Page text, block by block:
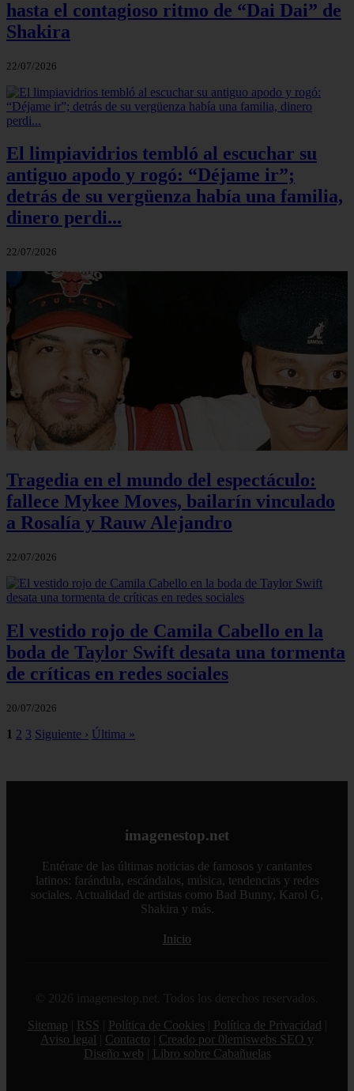
hasta el contagioso ritmo de “Dai Dai” de
Shakira
22/07/2026
El limpiavidrios tembló al escuchar su
antiguo apodo y rogó: “Déjame ir”;
detrás de su vergüenza había una familia,
dinero perdi...
22/07/2026
Tragedia en el mundo del espectáculo:
fallece Mykee Moves, bailarín vinculado
a Rosalía y Rauw Alejandro
22/07/2026
El vestido rojo de Camila Cabello en la
boda de Taylor Swift desata una tormenta
de críticas en redes sociales
20/07/2026
1 2 3 Siguiente › Última »
imagenestop.net
Entérate de las últimas noticias de famosos y cantantes
latinos: farándula, escándalos, música, tendencias y redes
sociales. Actualidad de artistas como Bad Bunny, Karol G,
Shakira y más.
Inicio
© 2026 imagenestop.net. Todos los derechos reservados.
Sitemap
RSS Política de Cookies Política de Privacidad
Aviso legal
Contacto
Creado por 0lemiswebs SEO y
Diseño web
Libro sobre Cabañuelas